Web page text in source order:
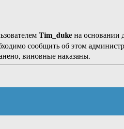
Tim_dukeна основании
сообщить об этом
виновные наказаны.